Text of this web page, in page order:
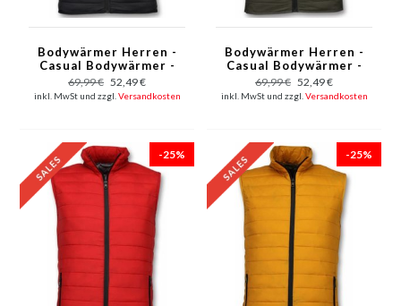
Bodywärmer Herren -
Casual Bodywärmer -
Schwarz
69,99 € 52,49 €
inkl. MwSt und zzgl. Versandkosten
Bodywärmer Herren -
Casual Bodywärmer -
Grün
69,99 € 52,49 €
inkl. MwSt und zzgl. Versandkosten
-25% -25%